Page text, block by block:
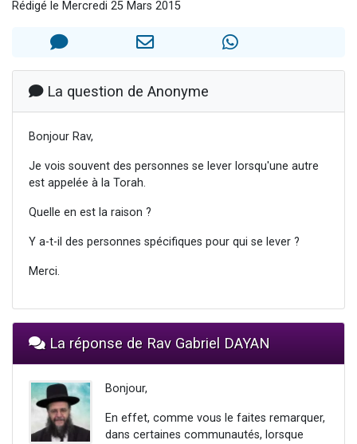
2 nouvelles musiques dans Torah-Box Music
8 personnes viennent de faire un don pour Tsédaka : pauvres d'Israel
2 personnes viennent de faire un don pour 1 Journée de Vacances Pour les Enfants
Rédigé le Mercredi 25 Mars 2015
La question de Anonyme
Bonjour Rav,
Je vois souvent des personnes se lever lorsqu'une autre
est appelée à la Torah.
Quelle en est la raison ?
Y a-t-il des personnes spécifiques pour qui se lever ?
Merci.
La réponse de Rav Gabriel DAYAN
Bonjour,
En effet, comme vous le faites remarquer,
dans certaines communautés, lorsque